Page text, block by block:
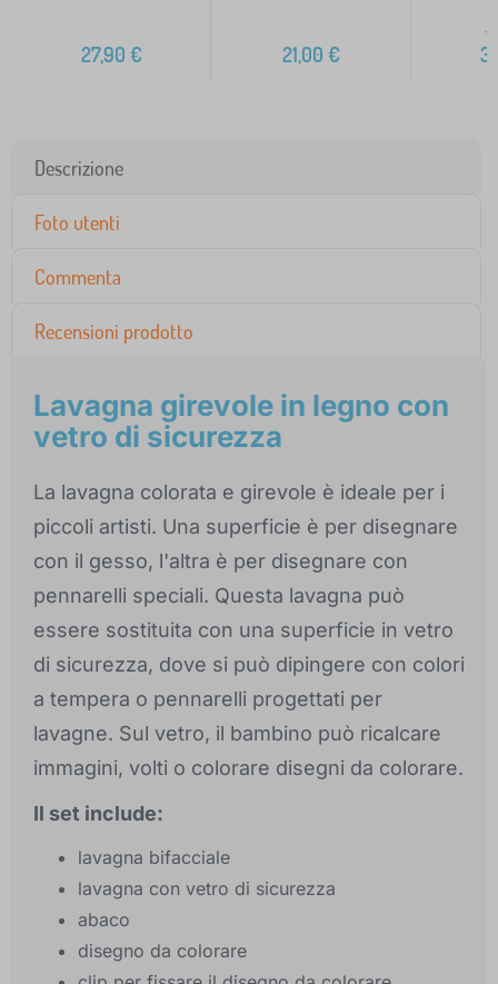
27,90 € 21,00 €
Descrizione
Foto utenti
Commenta
Recensioni prodotto
Lavagna girevole in legno con
vetro di sicurezza
La lavagna colorata e girevole è ideale per i
piccoli artisti. Una superficie è per disegnare
con il gesso, l'altra è per disegnare con
pennarelli speciali. Questa lavagna può
essere sostituita con una superficie in vetro
di sicurezza, dove si può dipingere con colori
a tempera o pennarelli progettati per
lavagne. Sul vetro, il bambino può ricalcare
immagini, volti o colorare disegni da colorare.
Il set include:
lavagna bifacciale
lavagna con vetro di sicurezza
abaco
disegno da colorare